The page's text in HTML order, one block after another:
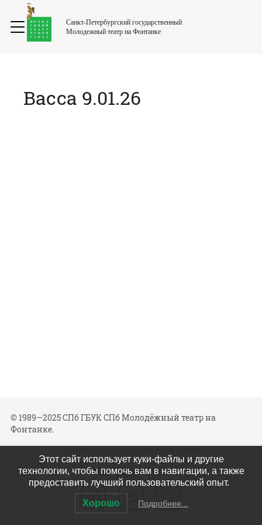
Санкт-Петербургский государственный
Молодежный театр на Фонтанке
Васса 9.01.26
© 1989—2025 СПб ГБУК СПб Молодёжный театр на
Фонтанке.
Политика конфиденциальности
Мы в соцсетях
Этот сайт использует куки-файлы и другие
технологии, чтобы помочь вам в навигации, а также
предоставить лучший пользовательский опыт.
Хорошо Подробнее...